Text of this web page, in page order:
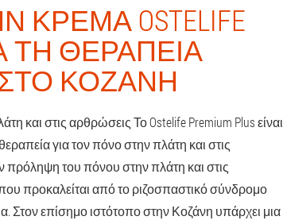
OSTELIFE
ΤΗ ΘΕΡΑΠΕΊΑ
ΚΟΖΆΝΗ
και στις αρθρώσεις Το Ostelife Premium Plus είναι
για τον πόνο στην πλάτη και στις
πρόληψη του πόνου στην πλάτη και στις
προκαλείται από το ριζοσπαστικό σύνδρομο
Στον επίσημο ιστότοπο στην Κοζάνη υπάρχει μια